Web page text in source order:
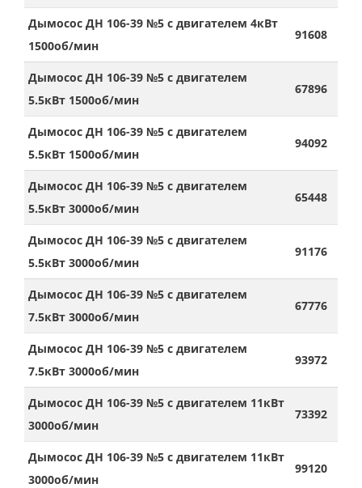
Дымосос ДН 106-39 №5 с двигателем 4кВт
1500об/мин
91608
Дымосос ДН 106-39 №5 с двигателем
5.5кВт 1500об/мин
67896
Дымосос ДН 106-39 №5 с двигателем
5.5кВт 1500об/мин
94092
Дымосос ДН 106-39 №5 с двигателем
5.5кВт 3000об/мин
65448
Дымосос ДН 106-39 №5 с двигателем
5.5кВт 3000об/мин
91176
Дымосос ДН 106-39 №5 с двигателем
7.5кВт 3000об/мин
67776
Дымосос ДН 106-39 №5 с двигателем
7.5кВт 3000об/мин
93972
Дымосос ДН 106-39 №5 с двигателем 11кВт
3000об/мин
73392
Дымосос ДН 106-39 №5 с двигателем 11кВт
3000об/мин
99120